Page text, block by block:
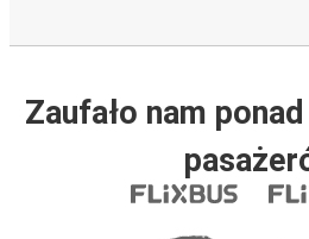
Zaufało nam